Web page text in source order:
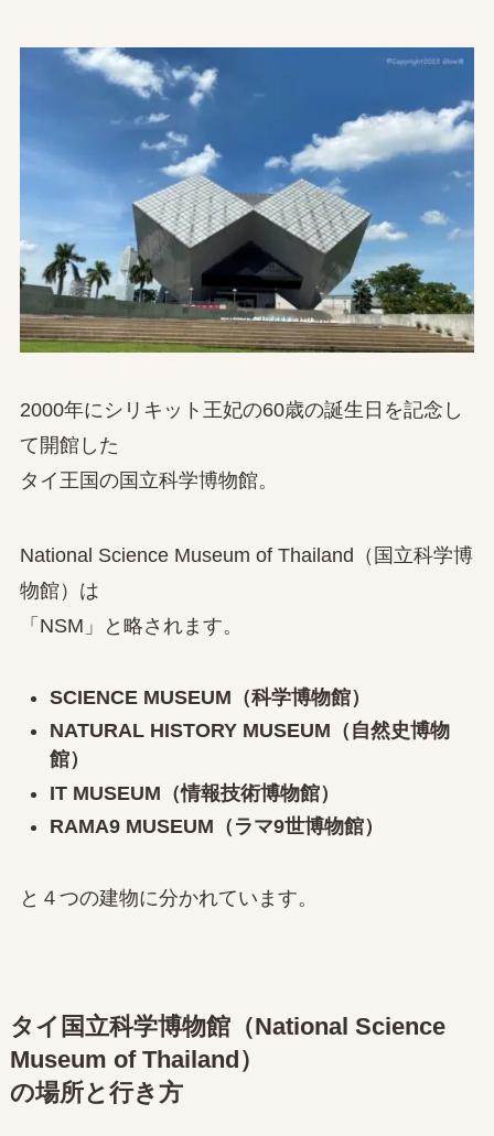
2000年にシリキット王妃の60歳の誕生日を記念し
て開館した
タイ王国の国立科学博物館。
National Science Museum of Thailand（国立科学博
物館）は
「NSM」と略されます。
SCIENCE MUSEUM（科学博物館）
NATURAL HISTORY MUSEUM（自然史博物
館）
IT MUSEUM（情報技術博物館）
RAMA9 MUSEUM（ラマ9世博物館）
と４つの建物に分かれています。
タイ国立科学博物館（National Science
Museum of Thailand）
の場所と行き方